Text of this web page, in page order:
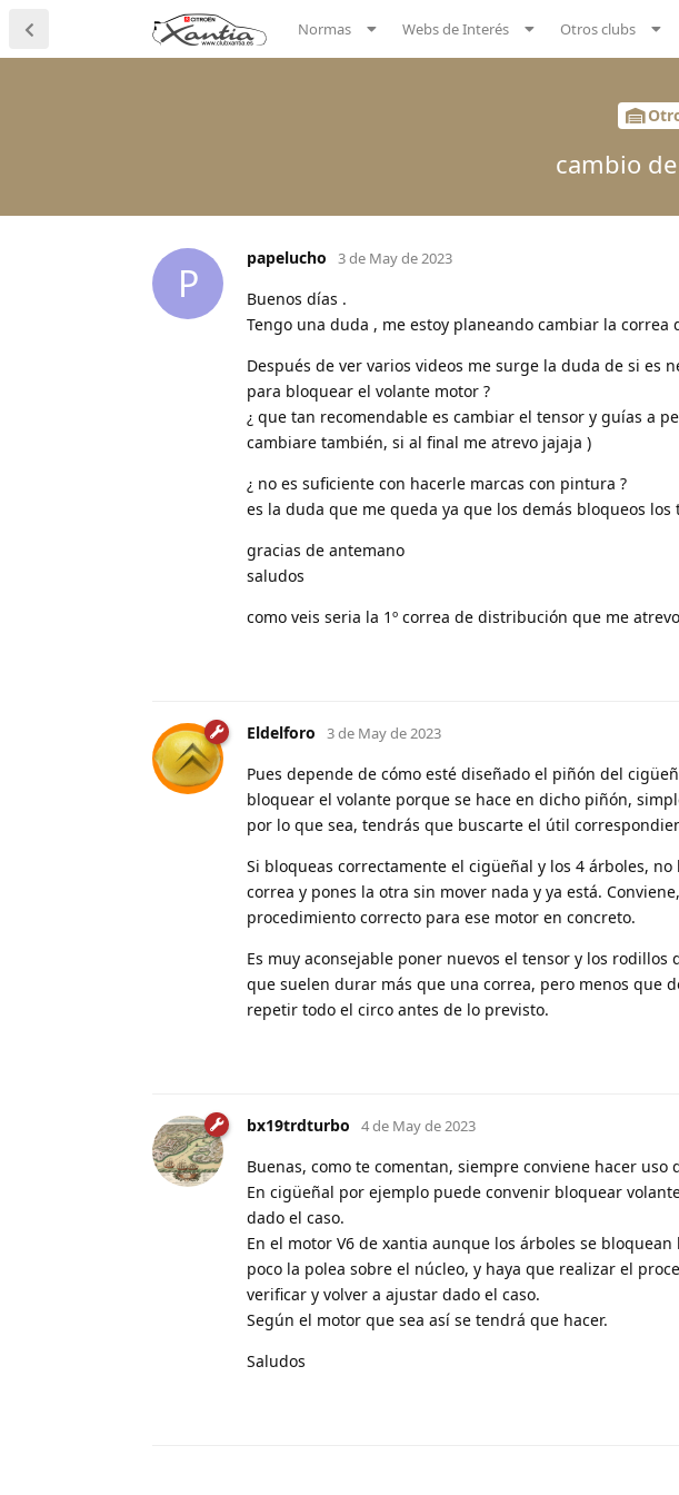
Normas Webs de Interés Otros clubs
cambio
P
papelucho 3 de May de 2023
Buenos días .
Tengo una duda , me estoy planeando cambiar la
Después de ver varios videos me surge la duda de si es
para bloquear el volante motor ?
¿ que tan recomendable es cambiar el tensor y guías a
cambiare también, si al final me atrevo jajaja )
¿ no es suficiente con hacerle marcas con pintura ?
es la duda que me queda ya que los demás bloqueos los
gracias de antemano
saludos
como veis seria la 1º correa de distribución que me
Eldelforo 3 de May de 2023
Pues depende de cómo esté diseñado el piñón del
bloquear el volante porque se hace en dicho piñón,
por lo que sea, tendrás que buscarte el útil
Si bloqueas correctamente el cigüeñal y los 4 árboles,
correa y pones la otra sin mover nada y ya está.
procedimiento correcto para ese motor en concreto.
Es muy aconsejable poner nuevos el tensor y los
que suelen durar más que una correa, pero menos que
repetir todo el circo antes de lo previsto.
bx19trdturbo 4 de May de 2023
Buenas, como te comentan, siempre conviene hacer uso
En cigüeñal por ejemplo puede convenir bloquear
dado el caso.
En el motor V6 de xantia aunque los árboles se
poco la polea sobre el núcleo, y haya que realizar el
verificar y volver a ajustar dado el caso.
Según el motor que sea así se tendrá que hacer.
Saludos